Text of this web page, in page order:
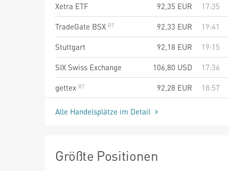
Xetra ETF
92,35 EUR
17:35
TradeGate BSX
92,33 EUR
19:41
Stuttgart
92,18 EUR
19:15
SIX Swiss Exchange
106,80 USD
17:36
gettex
92,28 EUR 18:57
Alle Handelsplätze im Detail
Größte Positionen